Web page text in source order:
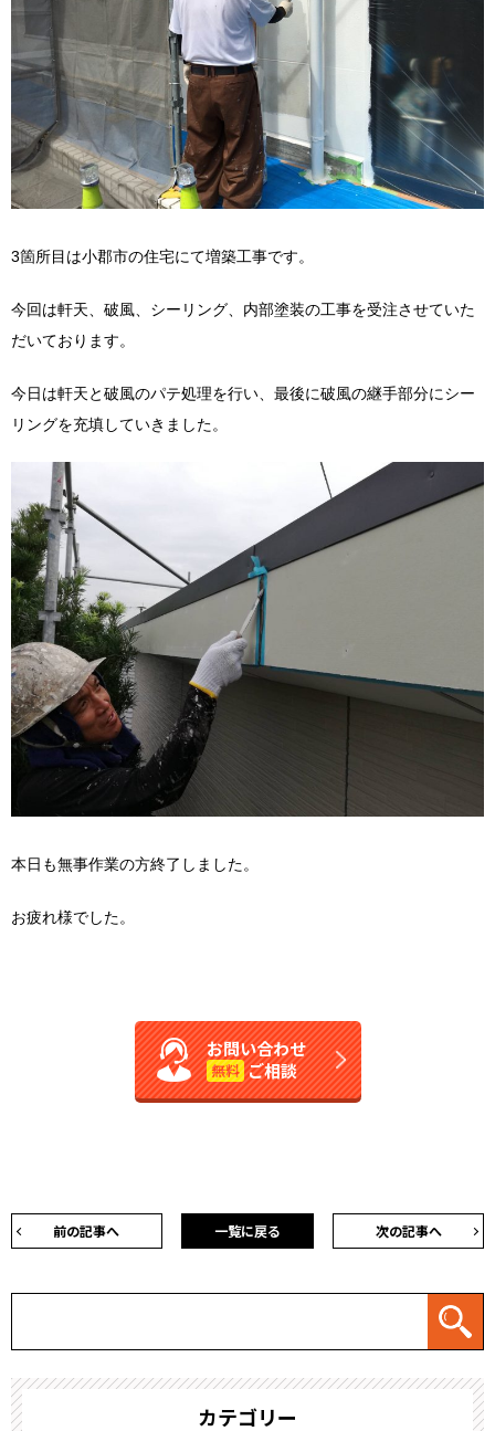
3箇所目は小郡市の住宅にて増築工事です。
今回は軒天、破風、シーリング、内部塗装の工事を受注させていた
だいております。
今日は軒天と破風のパテ処理を行い、最後に破風の継手部分にシー
リングを充填していきました。
本日も無事作業の方終了しました。
お疲れ様でした。
お問い合わせ
無料 ご相談
前の記事へ 次の記事へ
一覧に戻る
カテゴリー